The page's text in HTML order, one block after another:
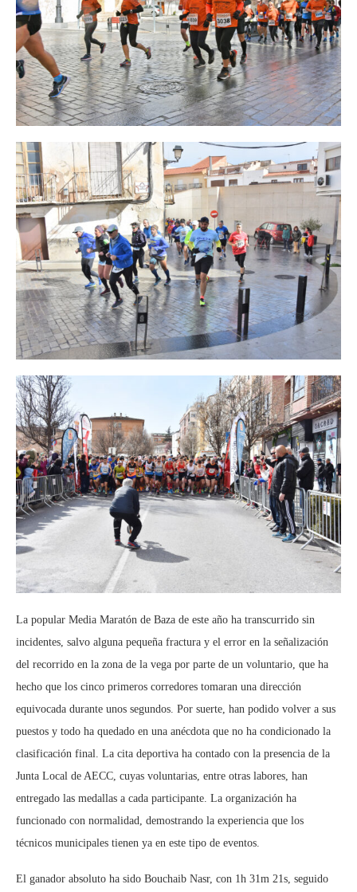
La popular Media Maratón de Baza de este año ha transcurrido sin
incidentes, salvo alguna pequeña fractura y el error en la señalización
del recorrido en la zona de la vega por parte de un voluntario, que ha
hecho que los cinco primeros corredores tomaran una dirección
equivocada durante unos segundos. Por suerte, han podido volver a sus
puestos y todo ha quedado en una anécdota que no ha condicionado la
clasificación final. La cita deportiva ha contado con la presencia de la
Junta Local de AECC, cuyas voluntarias, entre otras labores, han
entregado las medallas a cada participante. La organización ha
funcionado con normalidad, demostrando la experiencia que los
técnicos municipales tienen ya en este tipo de eventos.
El ganador absoluto ha sido Bouchaib Nasr, con 1h 31m 21s, seguido